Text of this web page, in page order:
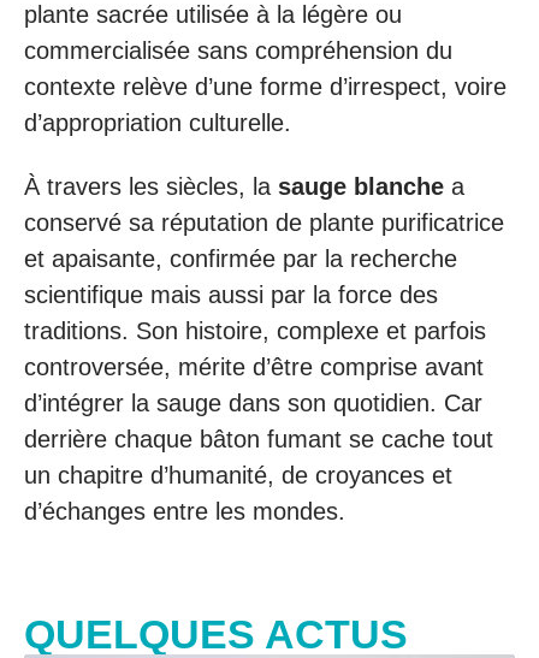
plante sacrée utilisée à la légère ou
commercialisée sans compréhension du
contexte relève d’une forme d’irrespect, voire
d’appropriation culturelle.
À travers les siècles, la sauge blanche a
conservé sa réputation de plante purificatrice
et apaisante, confirmée par la recherche
scientifique mais aussi par la force des
traditions. Son histoire, complexe et parfois
controversée, mérite d’être comprise avant
d’intégrer la sauge dans son quotidien. Car
derrière chaque bâton fumant se cache tout
un chapitre d’humanité, de croyances et
d’échanges entre les mondes.
QUELQUES ACTUS